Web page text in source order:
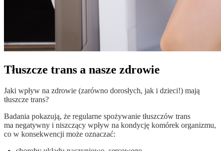
Tłuszcze trans a nasze zdrowie
Jaki wpływ na zdrowie (zarówno dorosłych, jak i dzieci!) mają
tłuszcze trans?
Badania pokazują, że regularne spożywanie tłuszczów trans
ma negatywny i niszczący wpływ na kondycję komórek organizmu,
co w konsekwencji może oznaczać: